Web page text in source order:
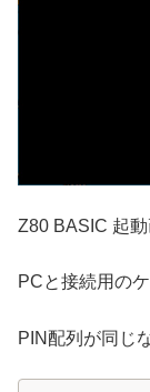
Z80 BASIC 起動
PCと接続用の
PIN配列が同じ